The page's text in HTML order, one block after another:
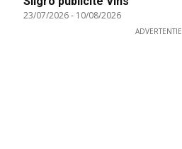
23/07/2026- 10/08/2026
ADVERTENTIE